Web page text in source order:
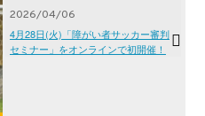
2026/04/06
4月28日(火)「障がい者サッカー審判
セミナー」をオンラインで初開催！